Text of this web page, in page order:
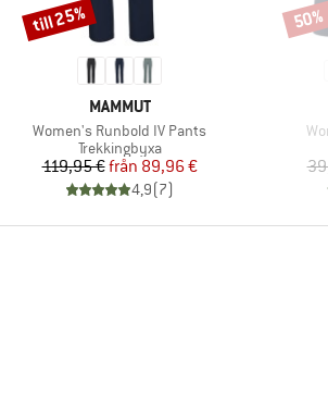
VARUMÄRKE
MAMMUT
Produkter
Women's Runbold IV Pants
Produktgrupp
Trekkingbyxa
Pris
119,95 € Reducerat pris
från 89,96 €
4,9(7)
Rabatt
till 25% 50%